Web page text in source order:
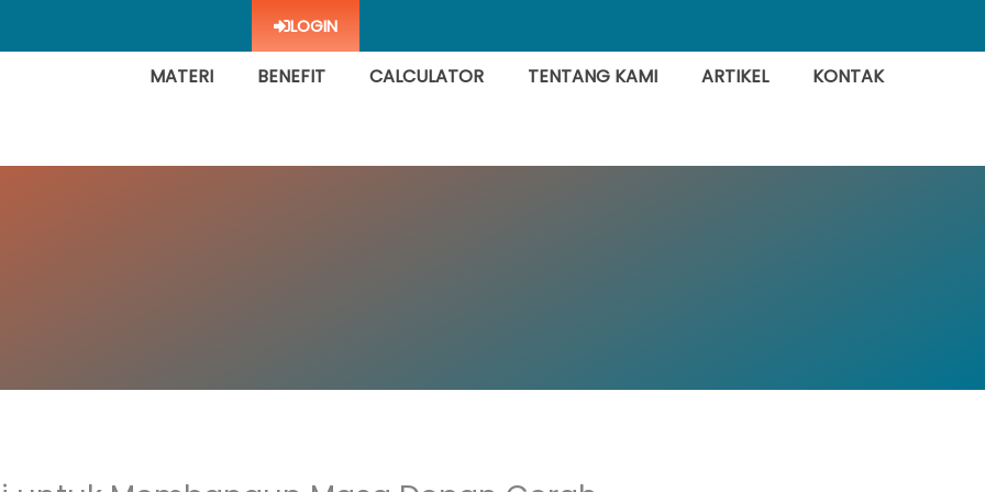
LOGIN
MATERI BENEFIT CALCULATOR TENTANG KAMI ARTIKEL KONTAK